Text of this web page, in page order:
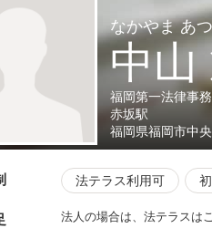
なかやま あ
中山
福岡第一法律事
赤坂駅
福岡県福岡市中
法テラス利用可
法人の場合は、法テラスは